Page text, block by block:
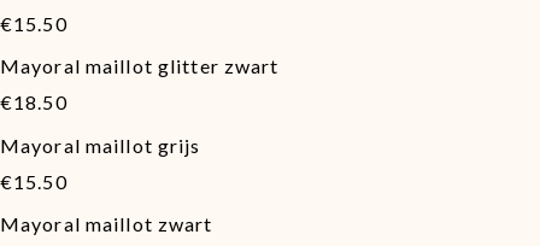
€15.50
Mayoral maillot glitter zwart
€18.50
Mayoral maillot grijs
€15.50
Mayoral maillot zwart